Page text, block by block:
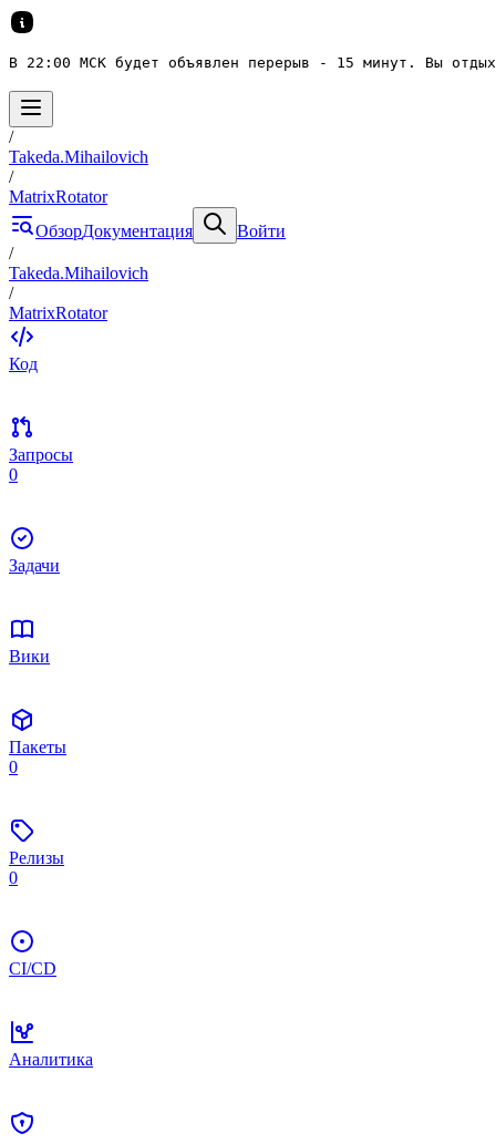
В 22:00 МСК будет объявлен перерыв - 15 минут. Вы
/
Takeda.Mihailovich
/
MatrixRotator
ОбзорДокументация
Войти
/
Takeda.Mihailovich
/
MatrixRotator
Код
Запросы
0
Задачи
Вики
Пакеты
0
Релизы
0
CI/CD
Аналитика